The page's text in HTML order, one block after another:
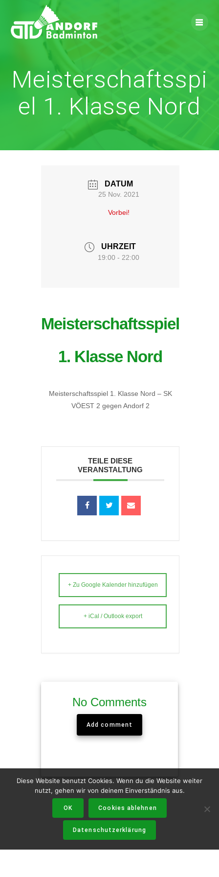
Meisterschaftsspi
el 1. Klasse Nord
DATUM
25 Nov. 2021
Vorbei!
UHRZEIT
19:00 - 22:00
Meisterschaftsspiel
1. Klasse Nord
Meisterschaftsspiel 1. Klasse Nord – SK
VÖEST 2 gegen Andorf 2
TEILE DIESE
VERANSTALTUNG
+ Zu Google Kalender hinzufügen
+ iCal / Outlook export
No Comments
Add comment
Diese Website benutzt Cookies. Wenn du die Website weiter
nutzt, gehen wir von deinem Einverständnis aus.
OK Cookies ablehnen
Datenschutzerklärung